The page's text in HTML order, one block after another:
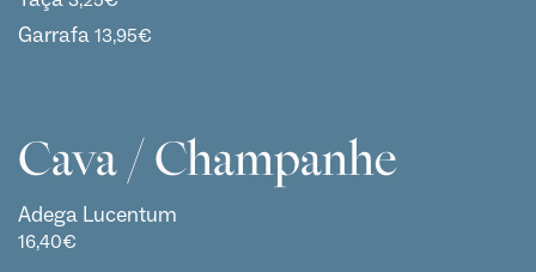
Garrafa 13,95€
Cava / Champanhe
Adega Lucentum
16,40€